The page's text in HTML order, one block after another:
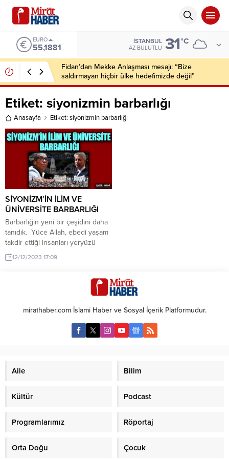
EURO
55,1881
İSTANBUL
AZ BULUTLU 31°C
Fidan’dan Mekke Anlaşması mesajı: “Bize
saldırmayan hiçbir ülke hedefimizde değil”
Etiket: siyonizmin barbarlığı
Anasayfa Etiket: siyonizmin barbarlığı
SİYONİZM’İN İLİM VE
ÜNİVERSİTE BARBARLIĞI
Barbarlığın yeni bir çeşidini daha
tanıdık. Yüce Allah, ebedi yaşam
takdir ettiği insanları yeryüzü
hayatında denemeye uğratacağı
için onları insanlık değerlerine ve
yaratmıştır. Şanı yüce olan Allah
bütün peygamberleri ve onlara
indirdiği kutsal kitapları, insanlığın
insanlık değerleri üzerinde
yaşamaları ve barbarlıktan
korunmaları için göndermiştir. Bu
12/12/2023 17:09
mirathaber.com İslami Haber ve Sosyal İçerik Platformudur.
Aile Bilim
Kültür Podcast
Programlarımız Röportaj
Orta Doğu Çocuk